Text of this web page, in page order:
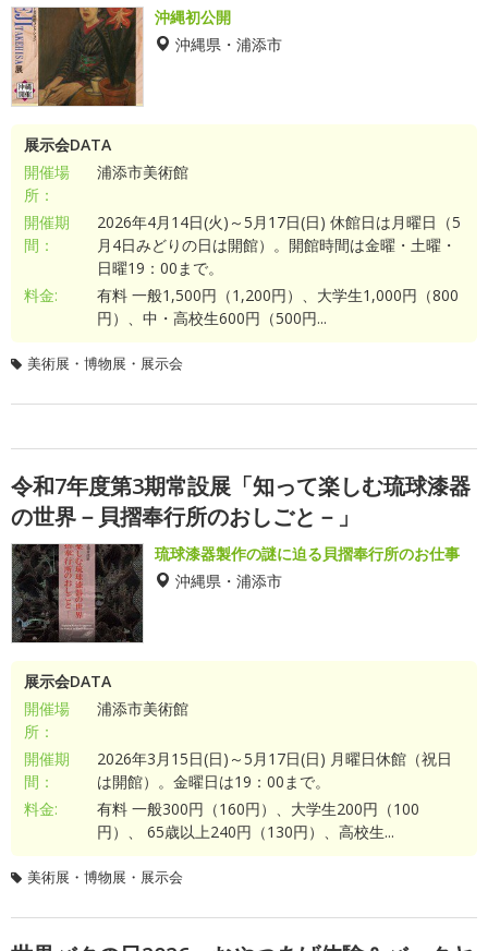
沖縄初公開
沖縄県・浦添市
展示会DATA
開催場
所：
浦添市美術館
開催期
間：
2026年4月14日(火)～5月17日(日) 休館日は月曜日（5
月4日みどりの日は開館）。開館時間は金曜・土曜・
日曜19：00まで。
料金:
有料 一般1,500円（1,200円）、大学生1,000円（800
円）、中・高校生600円（500円...
美術展・博物展・展示会
令和7年度第3期常設展「知って楽しむ琉球漆器
の世界－貝摺奉行所のおしごと－」
琉球漆器製作の謎に迫る貝摺奉行所のお仕事
沖縄県・浦添市
展示会DATA
開催場
所：
浦添市美術館
開催期
間：
2026年3月15日(日)～5月17日(日) 月曜日休館（祝日
は開館）。金曜日は19：00まで。
料金:
有料 一般300円（160円）、大学生200円（100
円）、 65歳以上240円（130円）、高校生...
美術展・博物展・展示会